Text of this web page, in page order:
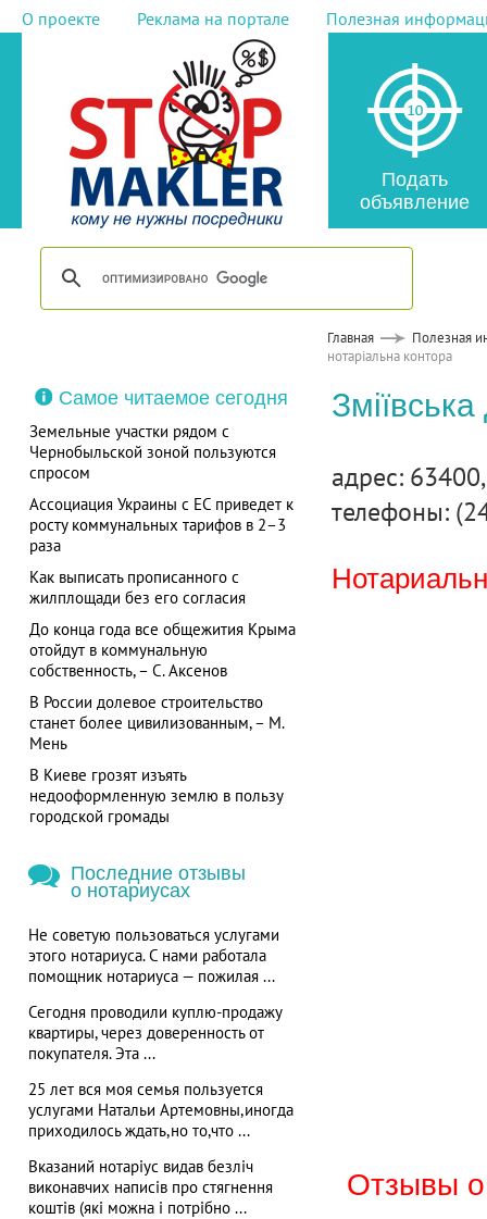
О проекте Реклама на портале Полезная
Подать
объявление
Главная
Полезная
нотаріальна контора
Самое читаемое сегодня
Земельные участки рядом с
Чернобыльской зоной пользуются
спросом
Ассоциация Украины с ЕС приведет к
росту коммунальных тарифов в 2–3
раза
Как выписать прописанного с
жилплощади без его согласия
До конца года все общежития Крыма
отойдут в коммунальную
собственность, – С. Аксенов
В России долевое строительство
станет более цивилизованным, – М.
Мень
В Киеве грозят изъять
недооформленную землю в пользу
городской громады
Последние отзывы
о нотариусах
Не советую пользоваться услугами
этого нотариуса. С нами работала
помощник нотариуса — пожилая ...
Сегодня проводили куплю-продажу
квартиры, через доверенность от
покупателя. Эта ...
25 лет вся моя семья пользуется
услугами Натальи Артемовны,иногда
приходилось ждать,но то,что ...
Вказаний нотаріус видав безліч
виконавчих написів про стягнення
коштів (які можна і потрібно ...
адрес: 63400,
телефоны:
Отзывы о